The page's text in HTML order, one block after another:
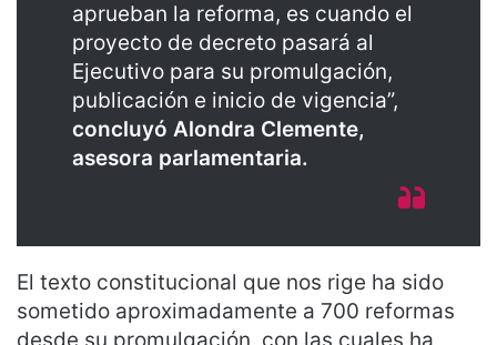
aprueban la reforma, es cuando el
proyecto de decreto pasará al
Ejecutivo para su promulgación,
publicación e inicio de vigencia”,
concluyó Alondra Clemente,
asesora parlamentaria.
El texto constitucional que nos rige ha sido
sometido aproximadamente a 700 reformas